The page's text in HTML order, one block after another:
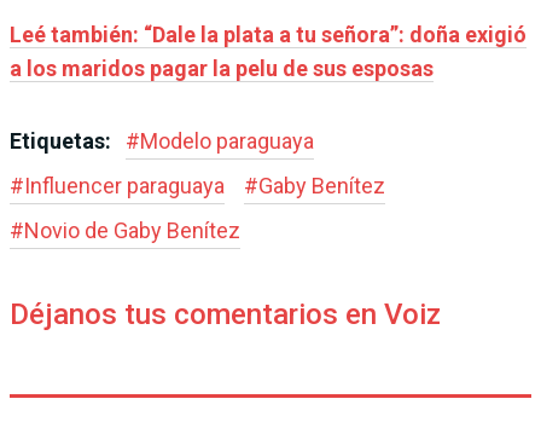
Leé también: “Dale la plata a tu señora”: doña exigió
a los maridos pagar la pelu de sus esposas
Etiquetas: #Modelo paraguaya
#Influencer paraguaya #Gaby Benítez
#Novio de Gaby Benítez
Déjanos tus comentarios en Voiz